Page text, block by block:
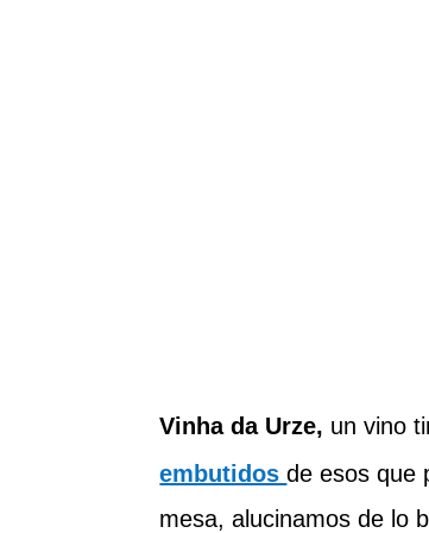
Vinha da Urze, un vino
embutidosde esos que
mesa, alucinamos de lo